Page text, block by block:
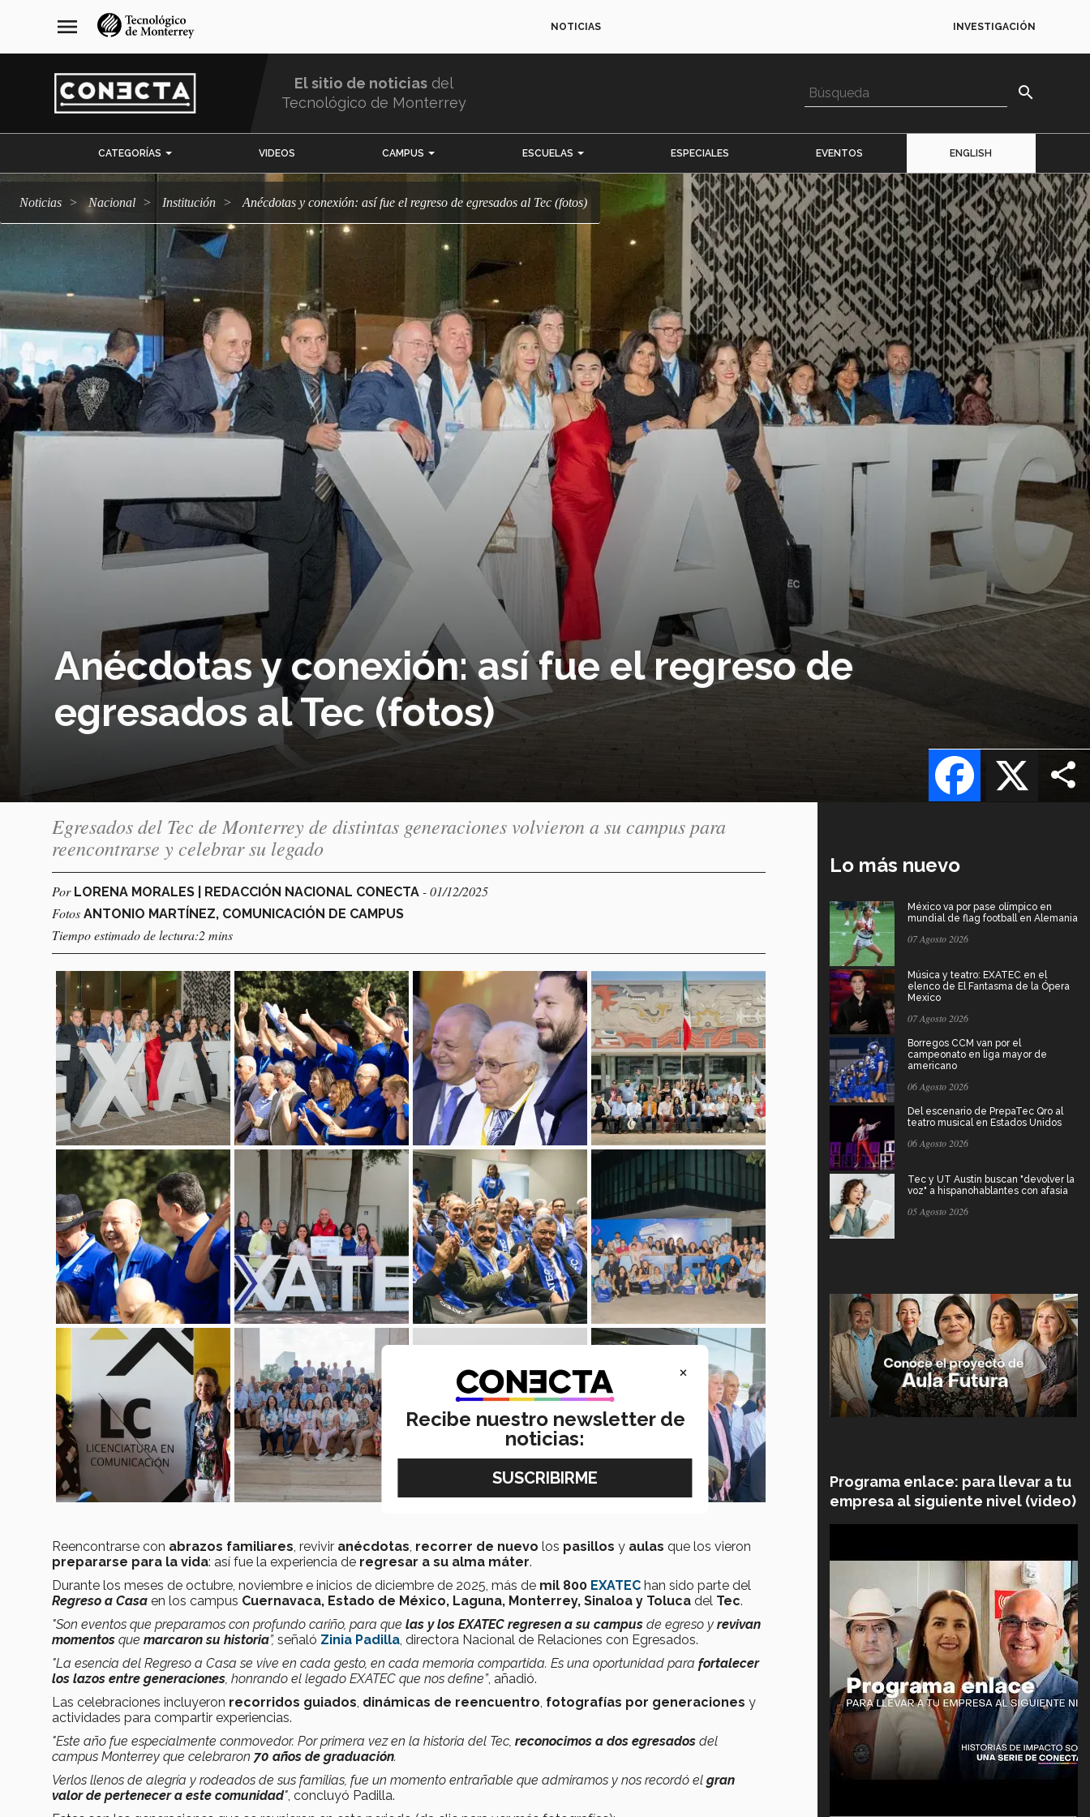
navegación
principal
menu NOTICIAS INVESTIGACIÓN
El sitio de noticias del
Tecnológico de Monterrey
search
CATEGORÍAS VIDEOS CAMPUS ESCUELAS ESPECIALES EVENTOS ENGLISH
Noticias Nacional Institución Anécdotas y conexión: así fue el regreso de egresados al Tec (fotos)
Anécdotas y conexión: así fue el regreso de
egresados al Tec (fotos)
X
Facebook
Egresados del Tec de Monterrey de distintas generaciones volvieron a su campus para
reencontrarse y celebrar su legado
Por LORENA MORALES | REDACCIÓN NACIONAL CONECTA - 01/12/2025
Fotos ANTONIO MARTÍNEZ, COMUNICACIÓN DE CAMPUS
Tiempo estimado de lectura:2 mins
Reencontrarse con abrazos familiares, revivir anécdotas, recorrer de nuevo los pasillos y aulas que los vieron
prepararse para la vida: así fue la experiencia de regresar a su alma máter.
Durante los meses de octubre, noviembre e inicios de diciembre de 2025, más de mil 800 EXATEC han sido parte del
Regreso a Casa en los campus Cuernavaca, Estado de México, Laguna, Monterrey, Sinaloa y Toluca del Tec.
"Son eventos que preparamos con profundo cariño, para que las y los EXATEC regresen a su campus de egreso y revivan
momentos que marcaron su historia”, señaló Zinia Padilla, directora Nacional de Relaciones con Egresados.
"La esencia del Regreso a Casa se vive en cada gesto, en cada memoria compartida. Es una oportunidad para fortalecer
los lazos entre generaciones, honrando el legado EXATEC que nos define”, añadió.
Las celebraciones incluyeron recorridos guiados, dinámicas de reencuentro, fotografías por generaciones y
actividades para compartir experiencias.
"Este año fue especialmente conmovedor. Por primera vez en la historia del Tec, reconocimos a dos egresados del
campus Monterrey que celebraron 70 años de graduación.
Verlos llenos de alegría y rodeados de sus familias, fue un momento entrañable que admiramos y nos recordó el gran
valor de pertenecer a este comunidad", concluyó Padilla.
Lo más nuevo
México va por pase olímpico en
mundial de flag football en Alemania
07 Agosto 2026
Música y teatro: EXATEC en el
elenco de El Fantasma de la Ópera
Mexico
07 Agosto 2026
Borregos CCM van por el
campeonato en liga mayor de
americano
06 Agosto 2026
Del escenario de PrepaTec Qro al
teatro musical en Estados Unidos
06 Agosto 2026
Tec y UT Austin buscan "devolver la
voz" a hispanohablantes con afasia
05 Agosto 2026
Programa enlace: para llevar a tu
empresa al siguiente nivel (video)
×
Recibe nuestro newsletter de
noticias: